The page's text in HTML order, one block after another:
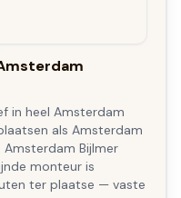
in heel Amsterdam
als Amsterdam
Amsterdam Bijlmer
monteur is
ter plaatse — vaste